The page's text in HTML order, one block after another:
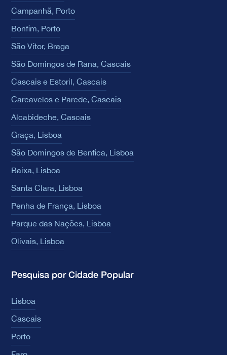
Campanhã, Porto
Bonfim, Porto
São Vítor, Braga
São Domingos de Rana, Cascais
Cascais e Estoril, Cascais
Carcavelos e Parede, Cascais
Alcabideche, Cascais
Graça, Lisboa
São Domingos de Benfica, Lisboa
Baixa, Lisboa
Santa Clara, Lisboa
Penha de França, Lisboa
Parque das Nações, Lisboa
Olivais, Lisboa
Pesquisa por Cidade Popular
Lisboa
Cascais
Porto